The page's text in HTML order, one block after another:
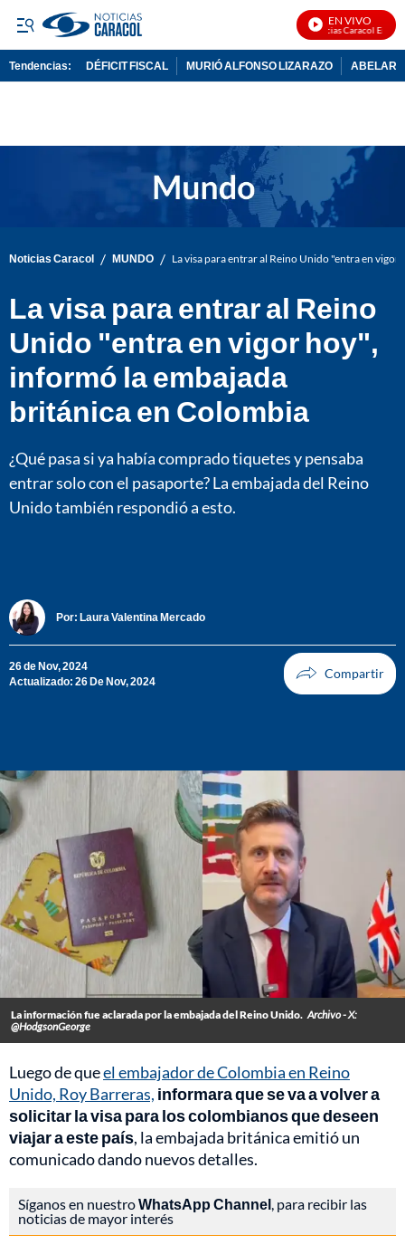
EN VIVO
Noticias Caracol En Vivo
Tendencias: DÉFICIT FISCAL MURIÓ ALFONSO LIZARAZO
Noticias Caracol / MUNDO / La visa para entrar al Reino Unido "entra en
La visa para entrar al Reino
Unido "entra en vigor hoy",
informó la embajada
británica en Colombia
¿Qué pasa si ya había comprado tiquetes y pensaba
entrar solo con el pasaporte? La embajada del Reino
Unido también respondió a esto.
Por: Laura Valentina Mercado
26 de Nov, 2024
Actualizado: 26 De Nov, 2024
La información fue aclarada por la embajada del Reino Unido. Archivo - X:
@HodgsonGeorge
Luego de queel embajador de Colombia en Reino
Unido, Roy Barreras, informara que se va a volver a
solicitar la visa para los colombianos que deseen
viajar a este país, la embajada británica emitió un
comunicado dando nuevos detalles.
Síganos en nuestroWhatsApp Channel, para recibir las
noticias de mayor interés